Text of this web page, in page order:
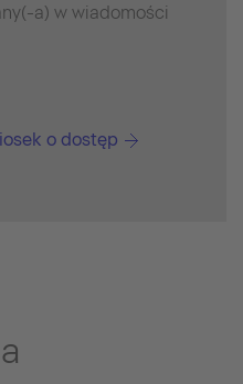
a) w wiadomości
o dostęp